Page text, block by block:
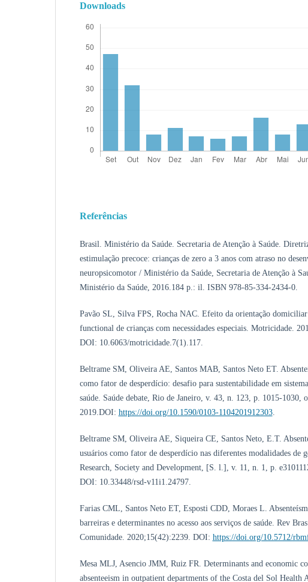
Downloads
Referências
Brasil. Ministério da Saúde. Secretaria de Atenção à Saúde.
estimulação precoce: crianças de zero a 3 anos com atraso no
neuropsicomotor / Ministério da Saúde, Secretaria de Atenção à
Ministério da Saúde, 2016.184 p.: il. ISBN 978-85-334-2434-0.
Pavão SL, Silva FPS, Rocha NAC. Efeito da orientação domiciliar
functional de crianças com necessidades especiais. Motricidade.
DOI: 10.6063/motricidade.7(1).117.
Beltrame SM, Oliveira AE, Santos MAB, Santos Neto ET.
como fator de desperdício: desafio para sustentabilidade em
saúde. Saúde debate, Rio de Janeiro, v. 43, n. 123, p. 1015-1030,
2019.DOI: https://doi.org/10.1590/0103-1104201912303.
Beltrame SM, Oliveira AE, Siqueira CE, Santos Neto, E.T.
usuários como fator de desperdício nas diferentes modalidades de
Research, Society and Development, [S. l.], v. 11, n. 1, p.
DOI: 10.33448/rsd-v11i1.24797.
Farias CML, Santos Neto ET, Esposti CDD, Moraes L.
barreiras e determinantes no acesso aos serviços de saúde. Rev
Comunidade. 2020;15(42):2239. DOI: https://doi.org/10.5712/
Mesa MLJ, Asencio JMM, Ruiz FR. Determinants and economic
absenteeism in outpatient departments of the Costa del Sol Health